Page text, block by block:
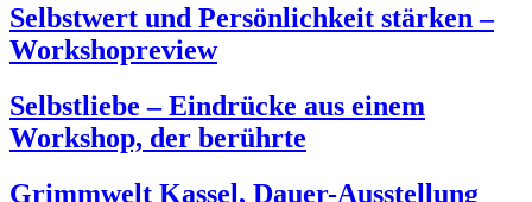
Selbstwert und Persönlichkeit stärken –
Workshopreview
Selbstliebe – Eindrücke aus einem
Workshop, der berührte
Grimmwelt Kassel, Dauer-Ausstellung